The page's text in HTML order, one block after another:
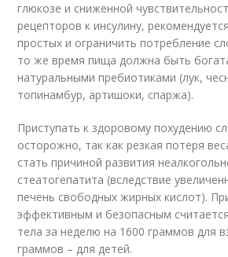
глюкозе и сниженной
рецепторов к инсулину,
простых и ограничить потребление
то же время пища должна быть
натуральными пребиотиками (лук,
топинамбур, артишоки, спаржа).
Приступать к здоровому похудению
осторожно, так как резкая потеря
стать причиной развития
стеатогепатита (вследствие
печень свободных жирных кислот).
эффективным и безопасным
тела за неделю на 1600 граммов для
граммов – для детей.